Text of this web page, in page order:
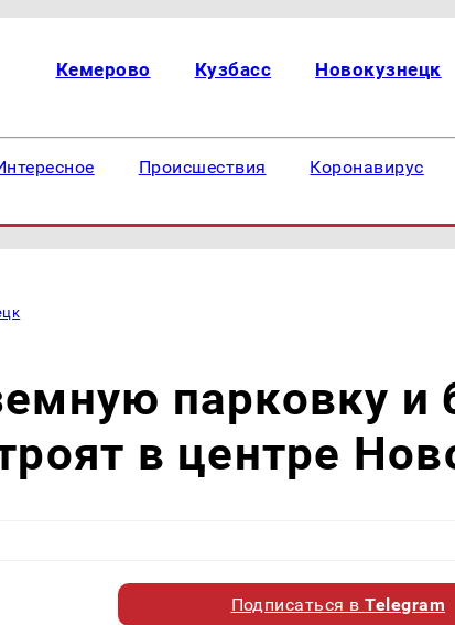
Кемерово Кузбасс Новокузнецк
Происшествия Коронавирус
парковку и
в центре
Подписаться вTelegram